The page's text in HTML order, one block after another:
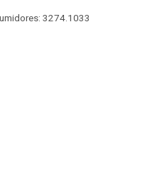
3274.1033